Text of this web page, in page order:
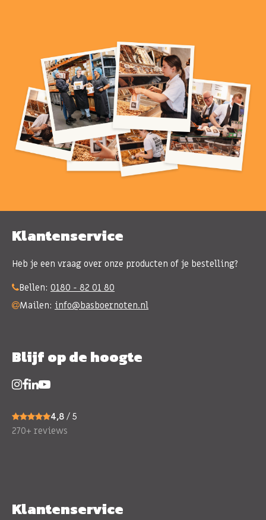
Klantenservice
Heb je een vraag over onze producten of je bestelling?
Bellen: 0180 - 82 01 80
Mailen: info@basboernoten.nl
Blijf op de hoogte
4,8 / 5
270+ reviews
Klantenservice